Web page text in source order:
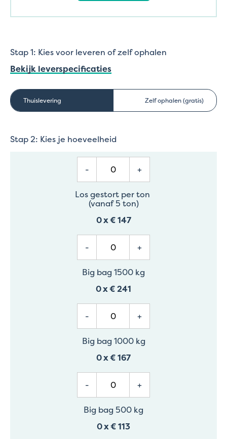
Stap 1: Kies voor leveren of zelf ophalen
Bekijk leverspecificaties
Thuislevering Zelf ophalen (gratis)
Stap 2: Kies je hoeveelheid
- +
Los gestort per ton
(vanaf 5 ton)
0x€ 147
- +
Big bag 1500 kg
0x€ 241
- +
Big bag 1000 kg
0x€ 167
- +
Big bag 500 kg
0x€ 113